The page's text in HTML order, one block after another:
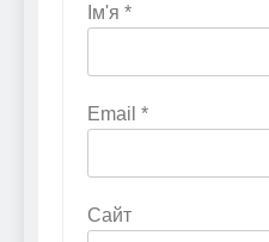
Ім'я *
Email *
Сайт